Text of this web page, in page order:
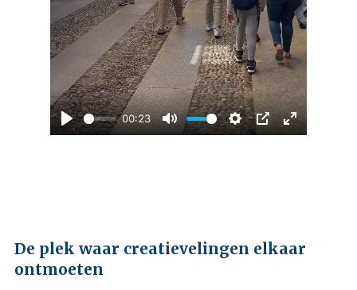
Play
00:23
Mute Settings
PIP Enter
De plek waar creatievelingen elkaar
ontmoeten